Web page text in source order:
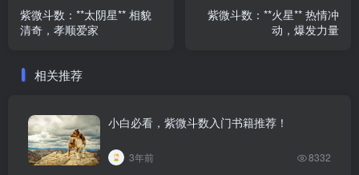
紫微斗数：**太阴星** 相貌
清奇，孝顺爱家
紫微斗数：**火星** 热情冲
动，爆发力量
相关推荐
小白必看，紫微斗数入门书籍推荐！
3年前 8332